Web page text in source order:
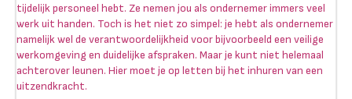
tijdelijk personeel hebt. Ze nemen jou als ondernemer immers veel
werk uit handen. Toch is het niet zo simpel: je hebt als ondernemer
namelijk wel de verantwoordelijkheid voor bijvoorbeeld een veilige
werkomgeving en duidelijke afspraken. Maar je kunt niet helemaal
achterover leunen. Hier moet je op letten bij het inhuren van een
uitzendkracht.